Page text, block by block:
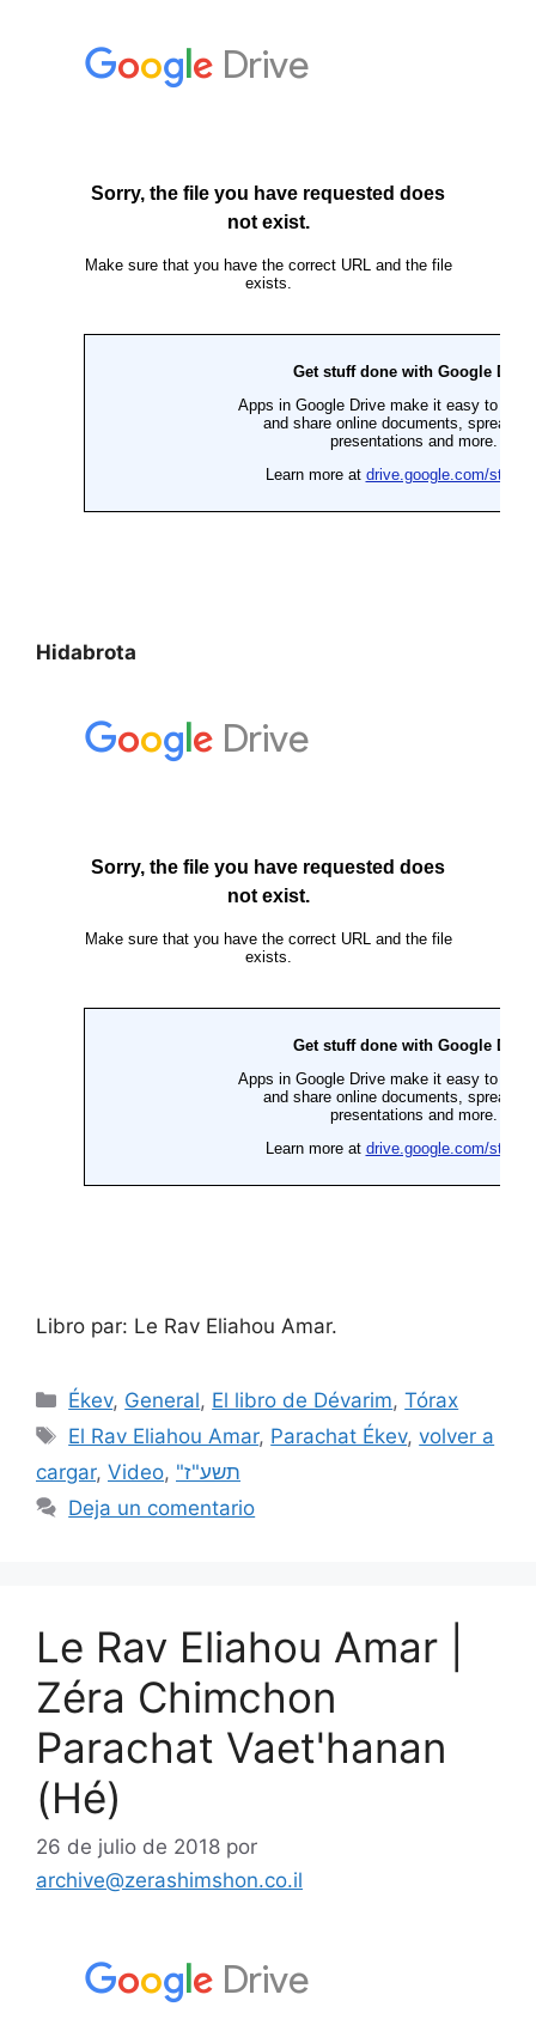
Hidabrota
Libro par: Le Rav Eliahou Amar.
Ékev, General, El libro de Dévarim,Tórax
El Rav Eliahou Amar, Parachat Ékev,volver a
cargar, Video,
"תשע"ז
Deja un comentario
Le Rav Eliahou Amar |
Zéra Chimchon
Parachat Vaet'hanan
(Hé)
26 de julio de 2018 por
archive@zerashimshon.co.il